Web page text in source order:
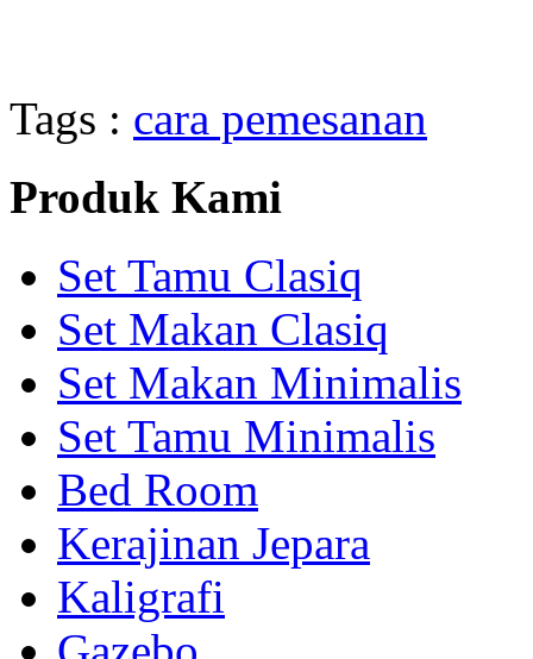
Tags : cara pemesanan
Produk Kami
Set Tamu Clasiq
Set Makan Clasiq
Set Makan Minimalis
Set Tamu Minimalis
Bed Room
Kerajinan Jepara
Kaligrafi